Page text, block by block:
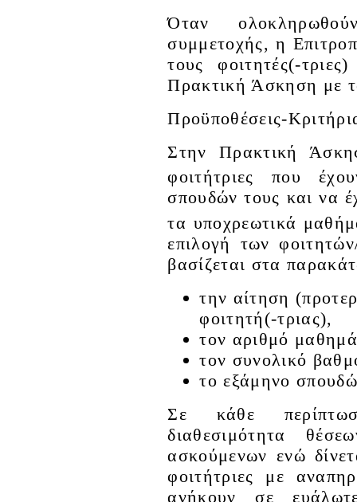
Όταν
συμμετοχής, η
τους φοιτητές(-
Πρακτική Άσκηση με
Προϋποθέσεις-
Στην Πρακτική
φοιτήτριες που
σπουδών τους και να
τα υποχρεωτικά
επιλογή των
βασίζεται στα
την αίτηση
φοιτητή(-τριας),
τον αριθμό
τον συνολικό
το εξάμηνο
Σε κάθε
διαθεσιμότητα
ασκούμενων ενώ
φοιτήτριες με
ανήκουν σε